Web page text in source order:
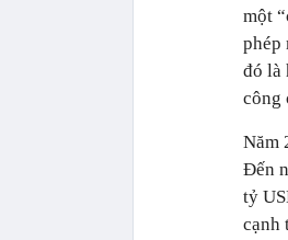
một
phép
đó là
công
Năm
Đến
tỷ
cạnh